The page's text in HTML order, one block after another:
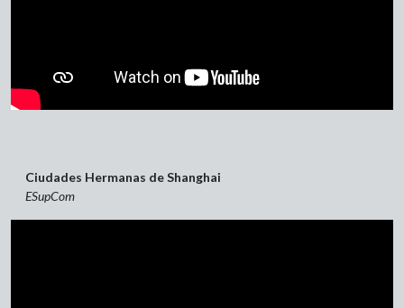
Ciudades Hermanas de Shanghai
ESupCom